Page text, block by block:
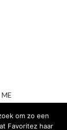
om zo een
Favoritez haar